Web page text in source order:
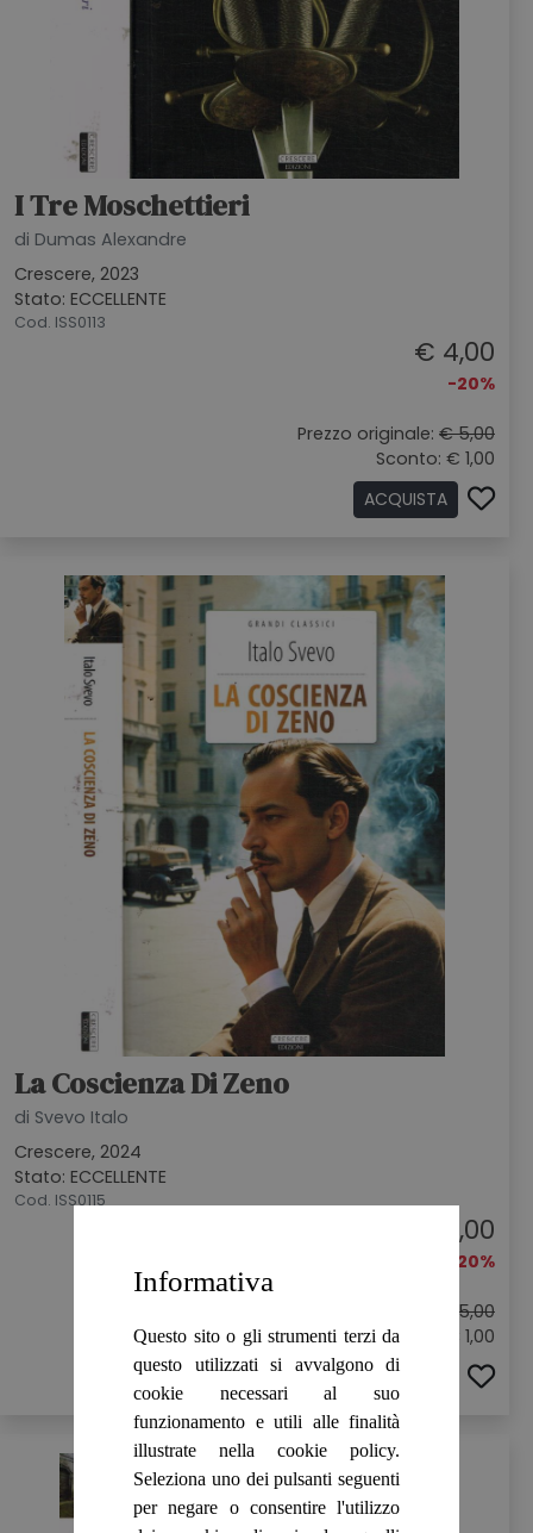
I Tre Moschettieri
di Dumas Alexandre
Crescere, 2023
Stato: ECCELLENTE
Cod. ISS0113
€ 4,00
-20%
Prezzo originale: € 5,00
Sconto: € 1,00
ACQUISTA
La Coscienza Di Zeno
di Svevo Italo
Crescere, 2024
Stato: ECCELLENTE
Cod. ISS0115
€ 4,00
-20%
€ 5,00
Sconto: € 1,00
ACQUISTA
Informativa
Questo sito o gli strumenti terzi da
questo utilizzati si avvalgono di
cookie necessari al suo
funzionamento e utili alle finalità
illustrate nella cookie policy.
Seleziona uno dei pulsanti seguenti
per negare o consentire l'utilizzo